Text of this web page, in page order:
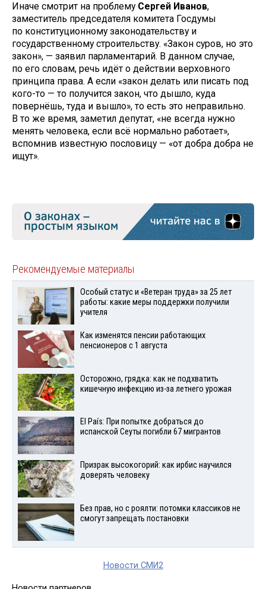
Иначе смотрит на проблему Сергей Иванов,
заместитель председателя комитета Госдумы
по конституционному законодательству и
государственному строительству. «Закон суров, но это
закон», — заявил парламентарий. В данном случае,
по его словам, речь идёт о действии верховного
принципа права. А если «закон делать или писать под
кого-то — то получится закон, что дышло, куда
повернёшь, туда и вышло», то есть это неправильно.
В то же время, заметил депутат, «не всегда нужно
менять человека, если всё нормально работает»,
вспомнив известную пословицу — «от добра добра не
ищут».
Рекомендуемые материалы
Особый статус и «Ветеран труда» за 25 лет
работы: какие меры поддержки получили
учителя
Как изменятся пенсии работающих
пенсионеров с 1 августа
Осторожно, грядка: как не подхватить
кишечную инфекцию из-за летнего урожая
El País: При попытке добраться до
испанской Сеуты погибли 67 мигрантов
Призрак высокогорий: как ирбис научился
доверять человеку
Без прав, но с роялти: потомки классиков не
смогут запрещать постановки
Новости СМИ2